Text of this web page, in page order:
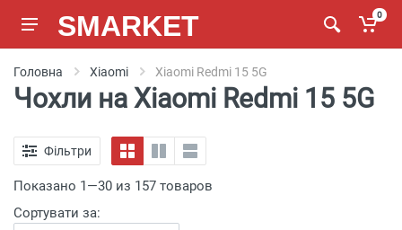
SMARKET 0
Головна Xiaomi Xiaomi Redmi 15 5G
Чохли на Xiaomi Redmi 15 5G
Фільтри
Показано 1—30 из 157 товаров
Сортувати за: